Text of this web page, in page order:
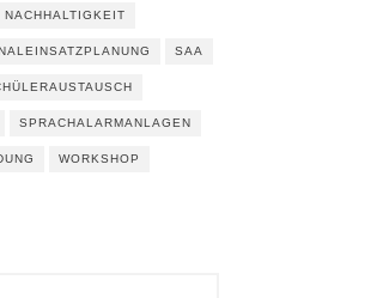
NACHHALTIGKEIT
SAA
SPRACHALARMANLAGEN
WORKSHOP